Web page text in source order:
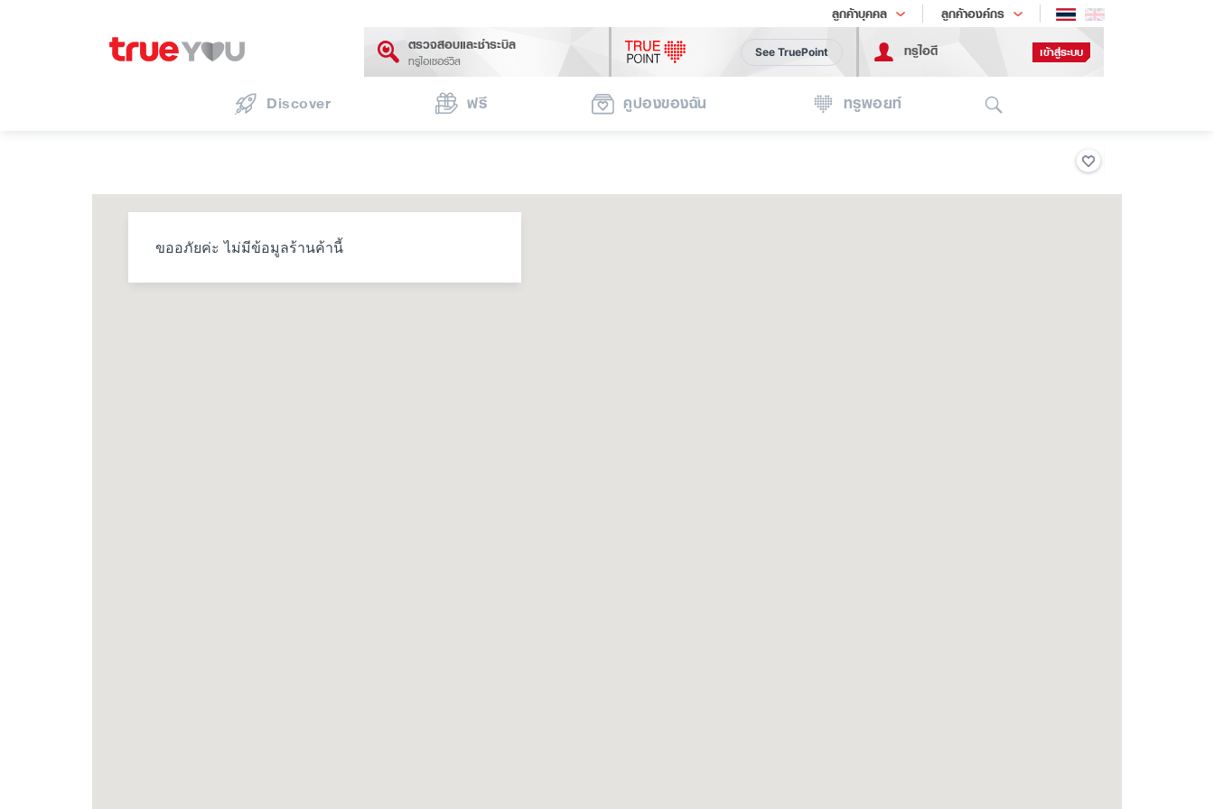
ลูกค้าบุคคล ลูกค้าองค์กร
เทรนด์เทคโนโลยี
ตรวจสอบและชำระบิล
ทรูไอเซอร์วิส
See TruePoint ทรูไอดี เข้าสู่ระบบ
Discover ฟรี คูปองของฉัน ทรูพอยท์
ขออภัยค่ะ ไม่มีข้อมูลร้านค้านี้